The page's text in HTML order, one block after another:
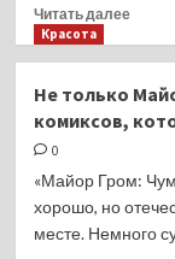
Читать далее
Красота
Не только
комиксов,
0
«Майор Гром:
хорошо, но
месте. Немного